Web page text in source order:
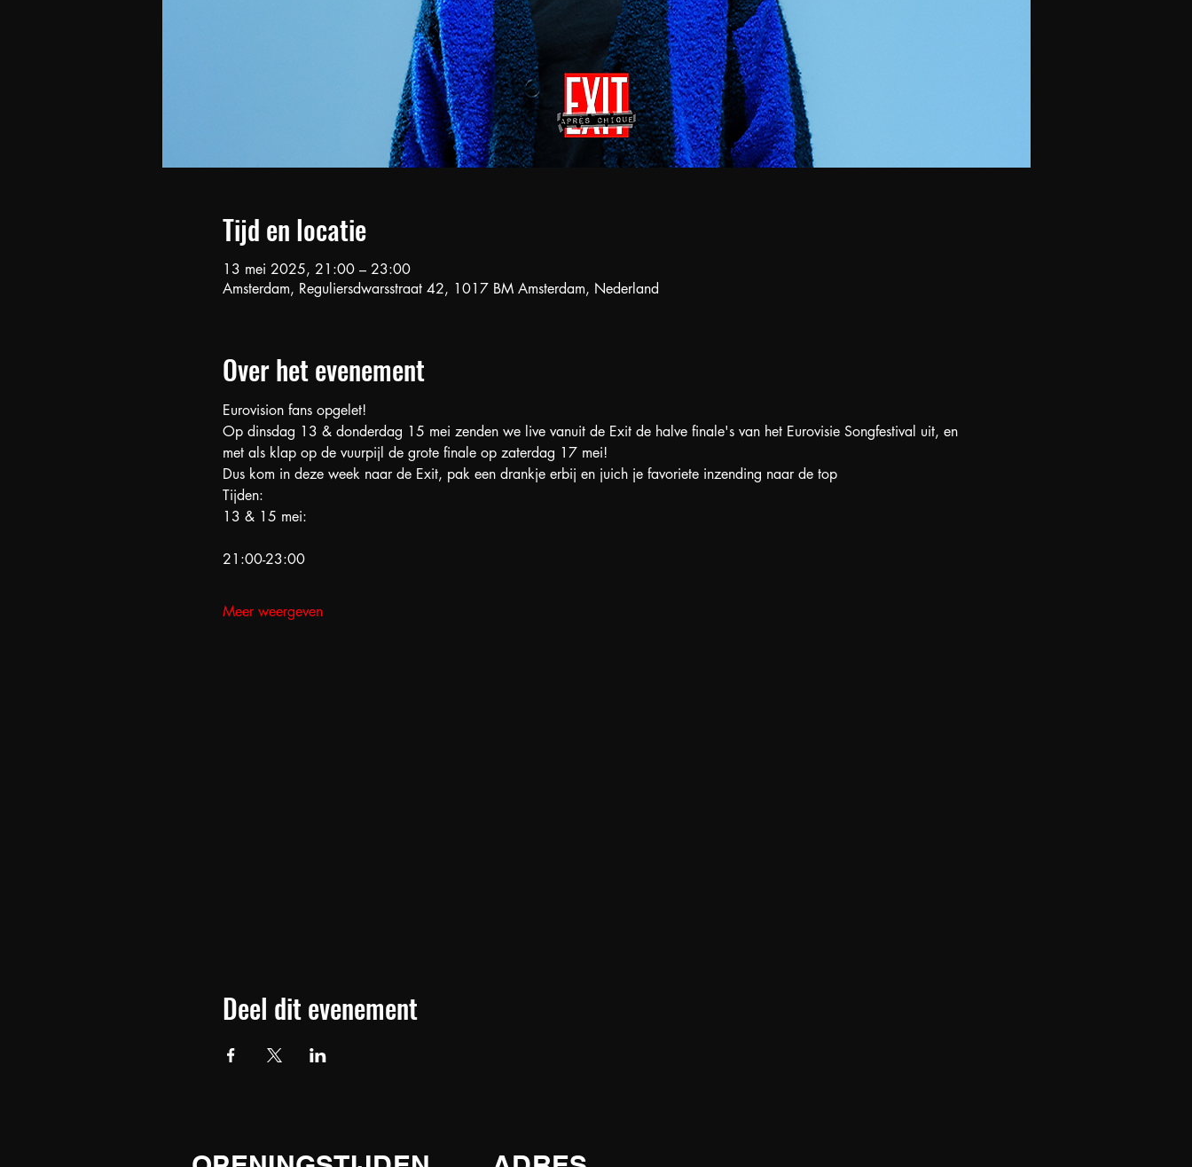
Tijd en locatie
13 mei 2025, 21:00 – 23:00
Amsterdam, Reguliersdwarsstraat 42, 1017 BM Amsterdam, Nederland
Over het evenement
Eurovision fans opgelet!
Op dinsdag 13 & donderdag 15 mei zenden we live vanuit de Exit de halve finale's van het Eurovisie Songfestival uit, en
met als klap op de vuurpijl de grote finale op zaterdag 17 mei!
Dus kom in deze week naar de Exit, pak een drankje erbij en juich je favoriete inzending naar de top
Tijden:
13 & 15 mei:
21:00-23:00
Meer weergeven
Deel dit evenement